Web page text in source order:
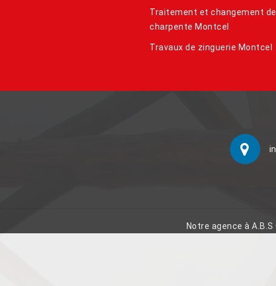
Traitement et changement de
charpente Montcel
Travaux de zinguerie Montcel
Notre agence à A.B.S